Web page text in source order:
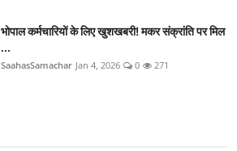
भोपाल कर्मचारियों के लिए खुशखबरी! मकर संक्रांति पर मिल
...
SaahasSamachar Jan 4, 2026 0 271